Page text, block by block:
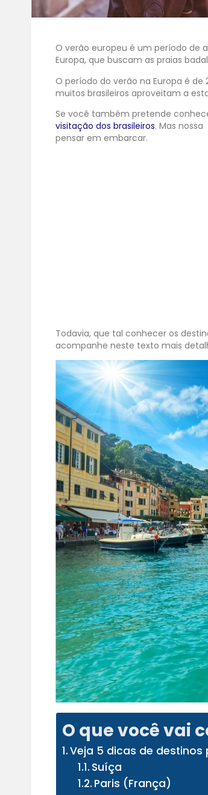
O verão europeu é um período de
Europa, que buscam as praias
O período do verão na Europa é
muitos brasileiros aproveitam a
Se você também pretende
visitação dos brasileiros. Mas
pensar em embarcar.
Todavia, que tal conhecer os
acompanhe neste texto mais
O que você vai
Veja 5 dicas de
Suíça
Paris (França)